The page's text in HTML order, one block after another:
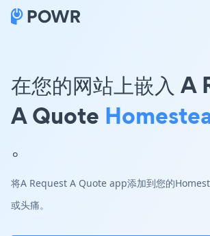
在您的网站上嵌入
A Quote
。
将A Request A Quote app添加到您的
或头痛。